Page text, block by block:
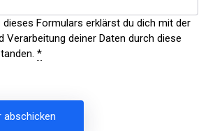
dieses Formulars erklärst du dich mit der
Verarbeitung deiner Daten durch diese
*